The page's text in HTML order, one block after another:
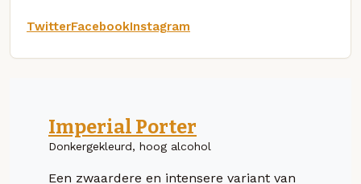
TwitterFacebookInstagram
Imperial Porter
Donkergekleurd, hoog alcohol
Een zwaardere en intensere variant van